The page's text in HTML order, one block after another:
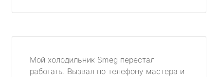
Мой холодильник Smeg перестал
работать. Вызвал по телефону мастера и